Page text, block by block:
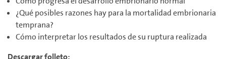
¿Qué posibles razones hay para la mortalidad embrionaria
temprana?
Cómo interpretar los resultados de su ruptura realizada
Descargar folleto: